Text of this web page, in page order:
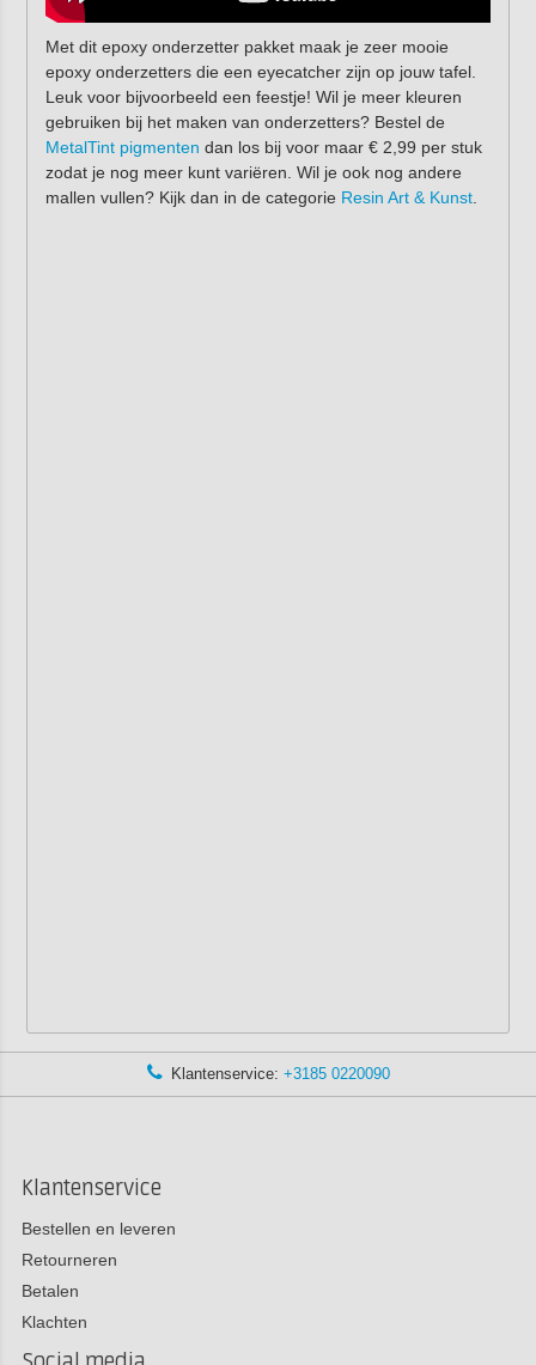
Met dit epoxy onderzetter pakket maak je zeer mooie
epoxy onderzetters die een eyecatcher zijn op jouw tafel.
Leuk voor bijvoorbeeld een feestje! Wil je meer kleuren
gebruiken bij het maken van onderzetters? Bestel de
MetalTint pigmenten dan los bij voor maar € 2,99 per stuk
zodat je nog meer kunt variëren. Wil je ook nog andere
mallen vullen? Kijk dan in de categorie Resin Art & Kunst.
Klantenservice: +3185 0220090
Klantenservice
Bestellen en leveren
Retourneren
Betalen
Klachten